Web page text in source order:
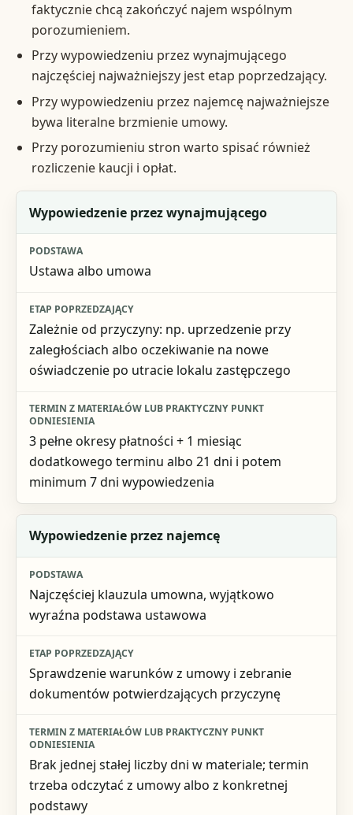
faktycznie chcą zakończyć najem wspólnym
porozumieniem.
Przy wypowiedzeniu przez wynajmującego
najczęściej najważniejszy jest etap poprzedzający.
Przy wypowiedzeniu przez najemcę najważniejsze
bywa literalne brzmienie umowy.
Przy porozumieniu stron warto spisać również
rozliczenie kaucji i opłat.
Wariant
Podstawa
Wypowiedzenie przez wynajmującego
Ustawa albo umowa
Zależnie od przyczyny: np. uprzedzenie przy
zaległościach albo oczekiwanie na nowe
oświadczenie po utracie lokalu zastępczego
3 pełne okresy płatności + 1 miesiąc
dodatkowego terminu albo 21 dni i potem
minimum 7 dni wypowiedzenia
Wypowiedzenie przez najemcę
Najczęściej klauzula umowna, wyjątkowo
wyraźna podstawa ustawowa
Sprawdzenie warunków z umowy i zebranie
dokumentów potwierdzających przyczynę
Brak jednej stałej liczby dni w materiale; termin
trzeba odczytać z umowy albo z konkretnej
podstawy